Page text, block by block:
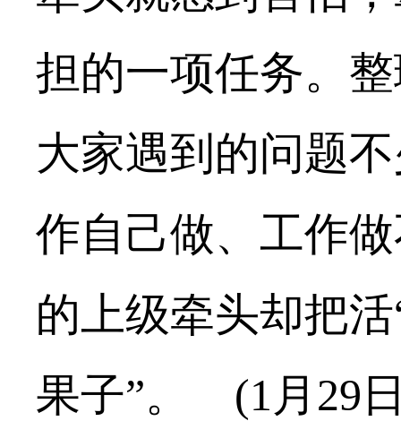
担的一项任务。
大家遇到的问题
作自己做、工作
的上级牵头却把
果子”。 (1月29